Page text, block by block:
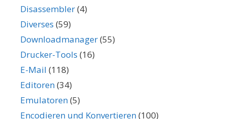
Disassembler(4)
Diverses (59)
Downloadmanager(55)
Drucker-Tools (16)
E-Mail (118)
Editoren(34)
Emulatoren(5)
Encodieren und Konvertieren(100)